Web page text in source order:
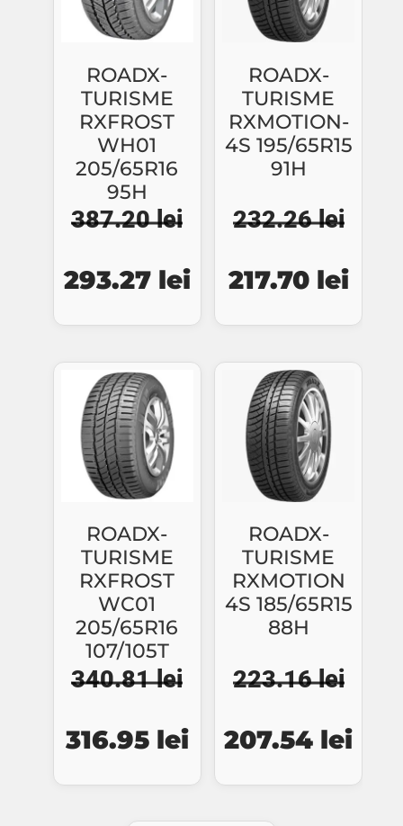
ROADX-
TURISME
RXFROST
WH01
205/65R16
95H
387.20lei
inițial
a
fost:
387.20 lei.
293.27 lei
curent
este:
293.27 lei.
ROADX-
TURISME
RXMOTION-
4S 195/65R15
91H
232.26lei
inițial
a
fost:
232.26 lei.
217.70 lei
este:
ROADX-
TURISME
RXFROST
WC01
205/65R16
107/105T
340.81lei
inițial
a
316.95 lei
curent
este:
ROADX-
TURISME
RXMOTION
4S 185/65R15
88H
223.16lei
inițial
a
207.54 lei